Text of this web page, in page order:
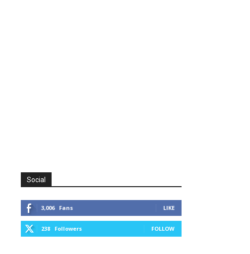
Social
3,006 Fans LIKE
238 Followers FOLLOW